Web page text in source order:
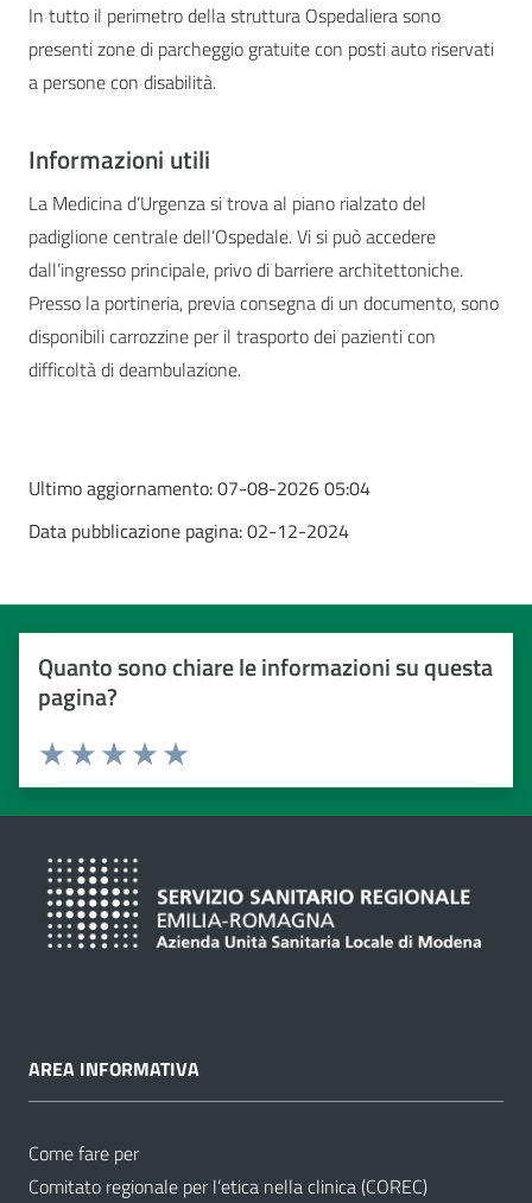
In tutto il perimetro della struttura Ospedaliera sono
presenti zone di parcheggio gratuite con posti auto riservati
a persone con disabilità.
Informazioni utili
La Medicina d’Urgenza si trova al piano rialzato del
padiglione centrale dell’Ospedale. Vi si può accedere
dall’ingresso principale, privo di barriere architettoniche.
Presso la portineria, previa consegna di un documento, sono
disponibili carrozzine per il trasporto dei pazienti con
difficoltà di deambulazione.
Ultimo aggiornamento:07-08-2026 05:04
Data pubblicazione pagina:02-12-2024
Quanto sono chiare le informazioni su questa
pagina?
Valuta da 1 a 5 stelle
Valuta 5 stelle su 5
Valuta 4 stelle su 5
Valuta 3 stelle su 5
Valuta 2 stelle su 5
Valuta 1 stelle su 5
AREA INFORMATIVA
Come fare per
Comitato regionale per l’etica nella clinica (COREC)